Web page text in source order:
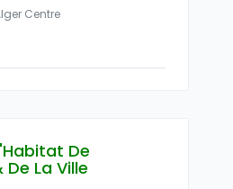
Centre
De
La Ville